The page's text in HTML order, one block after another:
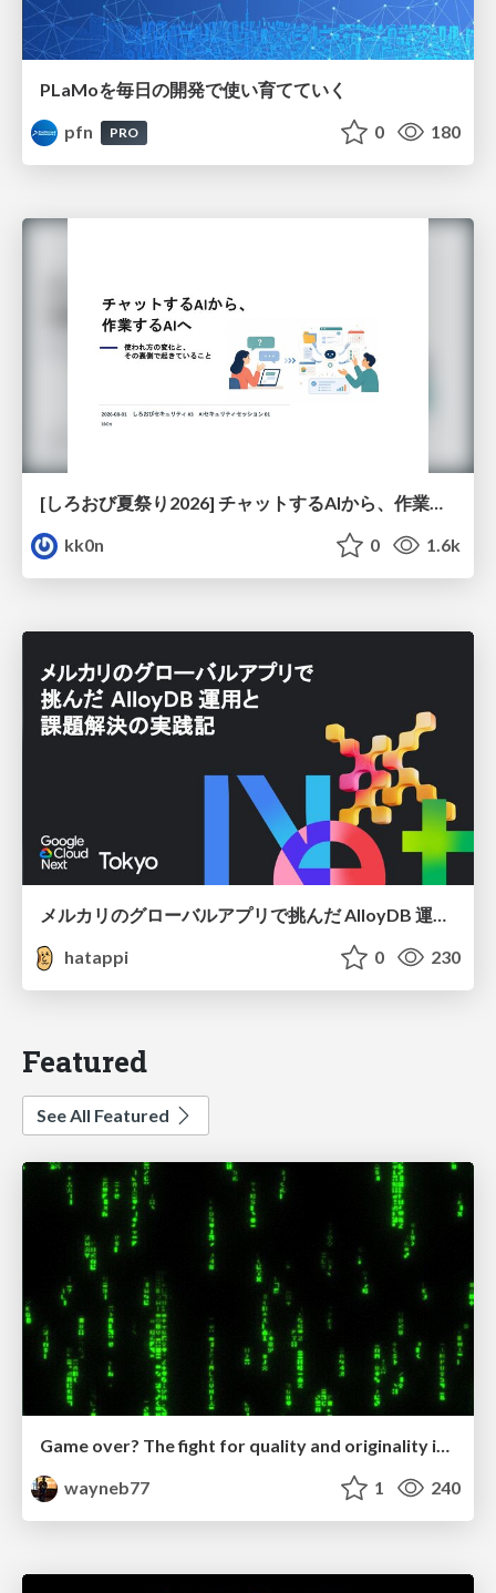
PLaMoを毎日の開発で使い育てていく
pfn
PRO 0 180
kk0n
0 1.6k
メルカリのグローバルアプリで挑んだ AlloyDB 運用と課題解決の実践記
hatappi
0 230
Featured
See All Featured
Game over? The fight for quality and originality in the time of robots
wayneb77
1 240